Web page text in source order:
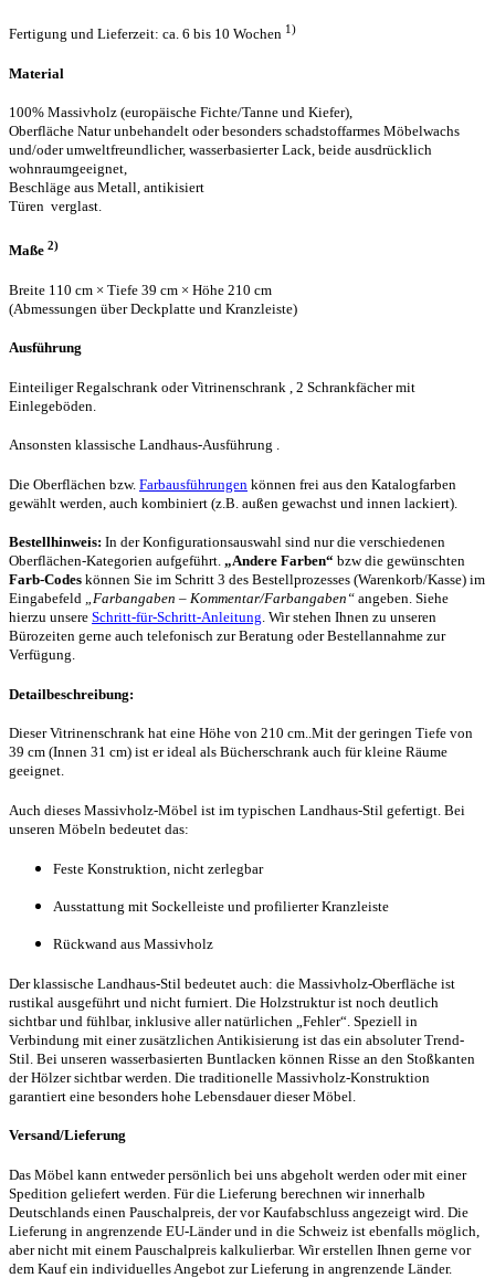
Fertigung und Lieferzeit: ca. 6 bis 10 Wochen 1)
Material
100% Massivholz (europäische Fichte/Tanne und Kiefer),
Oberfläche Natur unbehandelt oder besonders schadstoffarmes Möbelwachs
und/oder umweltfreundlicher, wasserbasierter Lack, beide ausdrücklich
wohnraumgeeignet,
Beschläge aus Metall, antikisiert
Türen verglast.
Maße 2)
Breite 110 cm × Tiefe 39 cm × Höhe 210 cm
(Abmessungen über Deckplatte und Kranzleiste)
Ausführung
Einteiliger Regalschrank oder Vitrinenschrank , 2 Schrankfächer mit
Einlegeböden.
Ansonsten klassische Landhaus-Ausführung .
Die Oberflächen bzw. Farbausführungen können frei aus den Katalogfarben
gewählt werden, auch kombiniert (z.B. außen gewachst und innen lackiert).
Bestellhinweis: In der Konfigurationsauswahl sind nur die verschiedenen
Oberflächen-Kategorien aufgeführt. „Andere Farben“ bzw die gewünschten
Farb-Codes können Sie im Schritt 3 des Bestellprozesses (Warenkorb/Kasse) im
Eingabefeld „Farbangaben – Kommentar/Farbangaben“ angeben. Siehe
hierzu unsere Schritt-für-Schritt-Anleitung. Wir stehen Ihnen zu unseren
Bürozeiten gerne auch telefonisch zur Beratung oder Bestellannahme zur
Verfügung.
Detailbeschreibung:
Dieser Vitrinenschrank hat eine Höhe von 210 cm..Mit der geringen Tiefe von
39 cm (Innen 31 cm) ist er ideal als Bücherschrank auch für kleine Räume
geeignet.
Auch dieses Massivholz-Möbel ist im typischen Landhaus-Stil gefertigt. Bei
unseren Möbeln bedeutet das:
Feste Konstruktion, nicht zerlegbar
Ausstattung mit Sockelleiste und profilierter Kranzleiste
Rückwand aus Massivholz
Der klassische Landhaus-Stil bedeutet auch: die Massivholz-Oberfläche ist
rustikal ausgeführt und nicht furniert. Die Holzstruktur ist noch deutlich
sichtbar und fühlbar, inklusive aller natürlichen „Fehler“. Speziell in
Verbindung mit einer zusätzlichen Antikisierung ist das ein absoluter Trend-
Stil. Bei unseren wasserbasierten Buntlacken können Risse an den Stoßkanten
der Hölzer sichtbar werden. Die traditionelle Massivholz-Konstruktion
garantiert eine besonders hohe Lebensdauer dieser Möbel.
Versand/Lieferung
Das Möbel kann entweder persönlich bei uns abgeholt werden oder mit einer
Spedition geliefert werden. Für die Lieferung berechnen wir innerhalb
Deutschlands einen Pauschalpreis, der vor Kaufabschluss angezeigt wird. Die
Lieferung in angrenzende EU-Länder und in die Schweiz ist ebenfalls möglich,
aber nicht mit einem Pauschalpreis kalkulierbar. Wir erstellen Ihnen gerne vor
dem Kauf ein individuelles Angebot zur Lieferung in angrenzende Länder.